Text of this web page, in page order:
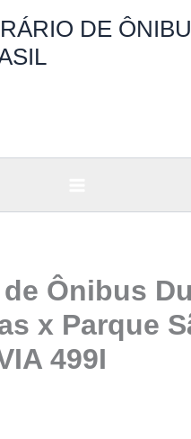
DE
Ônibus
x Parque
499I